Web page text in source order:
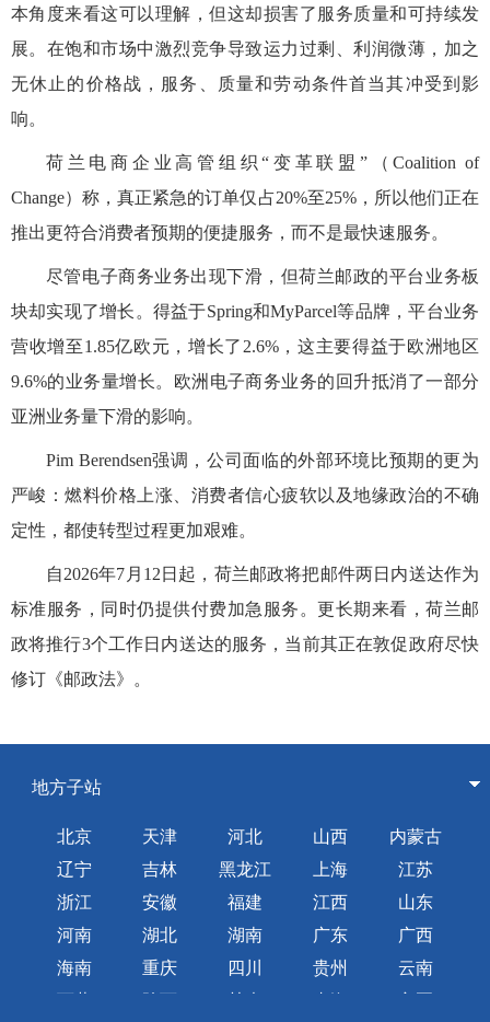
本角度来看这可以理解，但这却损害了服务质量和可持续发
展。在饱和市场中激烈竞争导致运力过剩、利润微薄，加之
无休止的价格战，服务、质量和劳动条件首当其冲受到影
响。
荷兰电商企业高管组织“变革联盟”（Coalition of
Change）称，真正紧急的订单仅占20%至25%，所以他们正在
推出更符合消费者预期的便捷服务，而不是最快速服务。
尽管电子商务业务出现下滑，但荷兰邮政的平台业务板
块却实现了增长。得益于Spring和MyParcel等品牌，平台业务
营收增至1.85亿欧元，增长了2.6%，这主要得益于欧洲地区
9.6%的业务量增长。欧洲电子商务业务的回升抵消了一部分
亚洲业务量下滑的影响。
Pim Berendsen强调，公司面临的外部环境比预期的更为
严峻：燃料价格上涨、消费者信心疲软以及地缘政治的不确
定性，都使转型过程更加艰难。
自2026年7月12日起，荷兰邮政将把邮件两日内送达作为
标准服务，同时仍提供付费加急服务。更长期来看，荷兰邮
政将推行3个工作日内送达的服务，当前其正在敦促政府尽快
修订《邮政法》。
地方子站
北京 天津 河北 山西
内蒙古
辽宁
吉林 黑龙江 上海
江苏
浙江
安徽 福建 江西
山东
河南
湖北 湖南 广东
广西
海南
重庆 四川 贵州
云南